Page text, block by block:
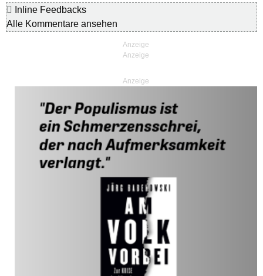
Inline Feedbacks
Alle Kommentare ansehen
Anzeige